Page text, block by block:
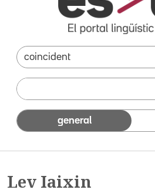
general
Lev Iaixin